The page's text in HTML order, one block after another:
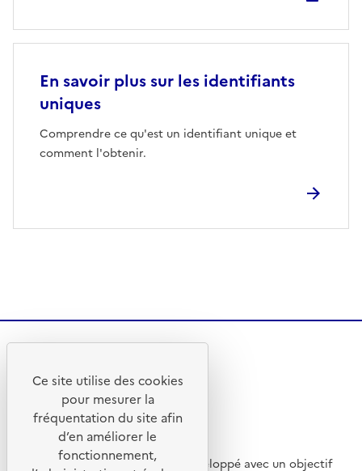
En savoir plus sur les identifiants
uniques
Comprendre ce qu'est un identifiant unique et
comment l'obtenir.
Ce site internet a été pensé et développé avec un objectif
Ce site utilise des cookies
pour mesurer la
fréquentation du site afin
d’en améliorer le
fonctionnement,